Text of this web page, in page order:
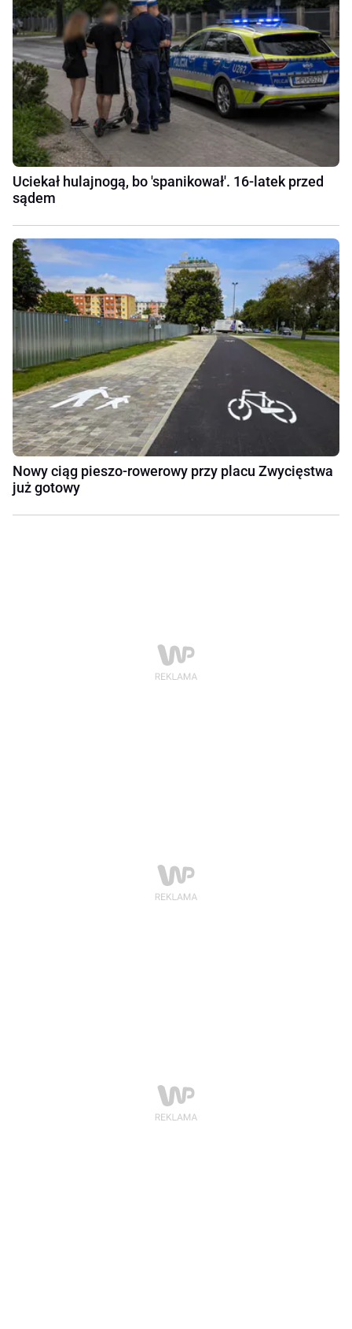
Uciekał hulajnogą, bo 'spanikował'. 16-latek przed
sądem
Nowy ciąg pieszo-rowerowy przy placu Zwycięstwa
już gotowy